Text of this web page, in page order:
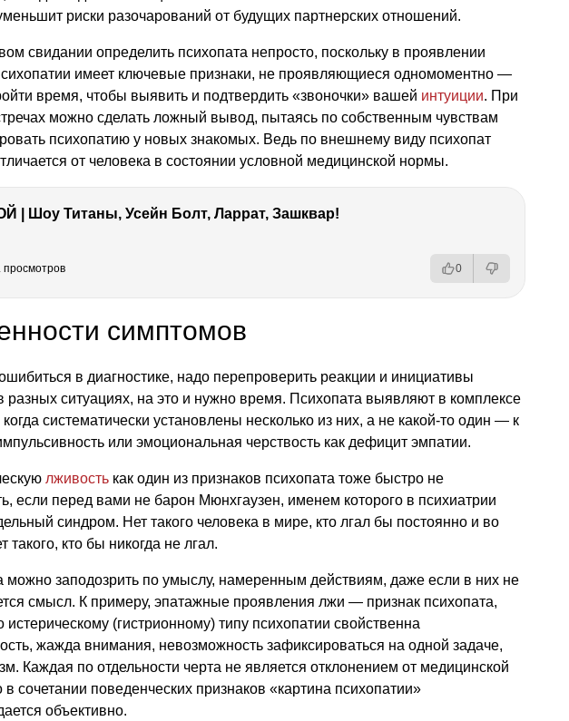
риски разочарований от будущих партнерских отношений.
свидании определить психопата непросто, поскольку в проявлении
имеет ключевые признаки, не проявляющиеся одномоментно —
время, чтобы выявить и подтвердить «звоночки» вашей интуиции. При
можно сделать ложный вывод, пытаясь по собственным чувствам
психопатию у новых знакомых. Ведь по внешнему виду психопат
от человека в состоянии условной медицинской нормы.
| Шоу Титаны, Усейн Болт, Ларрат, Зашквар!
просмотров 0
симптомов
в диагностике, надо перепроверить реакции и инициативы
разных ситуациях, на это и нужно время. Психопата выявляют в комплексе
систематически установлены несколько из них, а не какой-то один — к
или эмоциональная черствость как дефицит эмпатии.
лживость как один из признаков психопата тоже быстро не
если перед вами не барон Мюнхгаузен, именем которого в психиатрии
синдром. Нет такого человека в мире, кто лгал бы постоянно и во
такого, кто бы никогда не лгал.
можно заподозрить по умыслу, намеренным действиям, даже если в них не
смысл. К примеру, эпатажные проявления лжи — признак психопата,
истерическому (гистрионному) типу психопатии свойственна
жажда внимания, невозможность зафиксироваться на одной задаче,
Каждая по отдельности черта не является отклонением от медицинской
сочетании поведенческих признаков «картина психопатии»
объективно.